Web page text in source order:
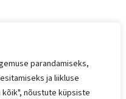
parandamiseks,
ja liikluse
kõik", nõustute küpsiste
Instagram